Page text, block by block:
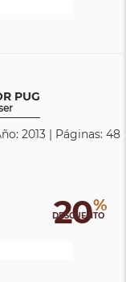
PUG
2013 | Páginas: 48
20%
DESCUENTO